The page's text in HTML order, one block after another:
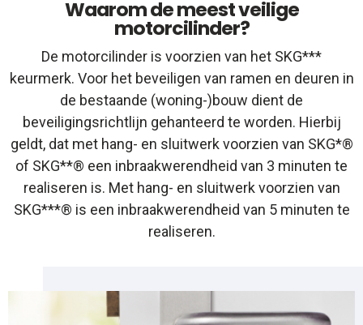
Waarom de meest veilige
motorcilinder?
De motorcilinder is voorzien van het SKG***
keurmerk. Voor het beveiligen van ramen en deuren in
de bestaande (woning-)bouw dient de
beveiligingsrichtlijn gehanteerd te worden. Hierbij
geldt, dat met hang- en sluitwerk voorzien van SKG*®
of SKG**® een inbraakwerendheid van 3 minuten te
realiseren is. Met hang- en sluitwerk voorzien van
SKG***® is een inbraakwerendheid van 5 minuten te
realiseren.